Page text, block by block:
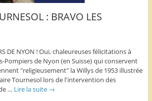
: BRAVO LES
DE NYON ! Oui, chaleureuses félicitations à
Pompiers de Nyon (en Suisse) qui conservent
"religieusement" la Willys de 1953 illustrée
Tournesol lors de l'intervention des
… Lire la suite →